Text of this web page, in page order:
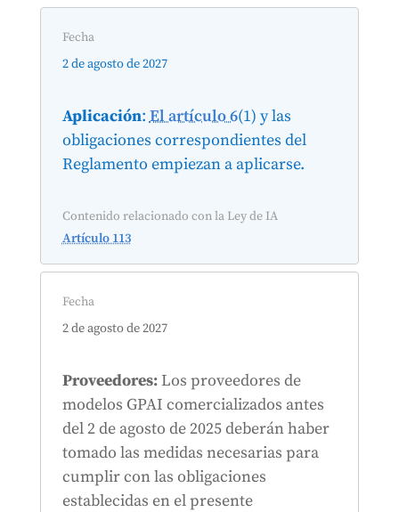
Fecha
2 de agosto de 2027
Aplicación:El artículo 6(1) y las
obligaciones correspondientes del
Reglamento empiezan a aplicarse.
Contenido relacionado con la Ley de IA
Artículo 113
Fecha
2 de agosto de 2027
Proveedores:Los proveedores de
modelos GPAI comercializados antes
del 2 de agosto de 2025 deberán haber
tomado las medidas necesarias para
cumplir con las obligaciones
establecidas en el presente